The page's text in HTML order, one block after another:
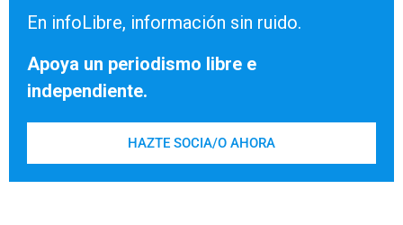
En infoLibre, información sin ruido.
Apoya un periodismo libre e
independiente.
HAZTE SOCIA/O AHORA